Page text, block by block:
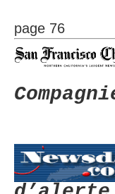
page 76